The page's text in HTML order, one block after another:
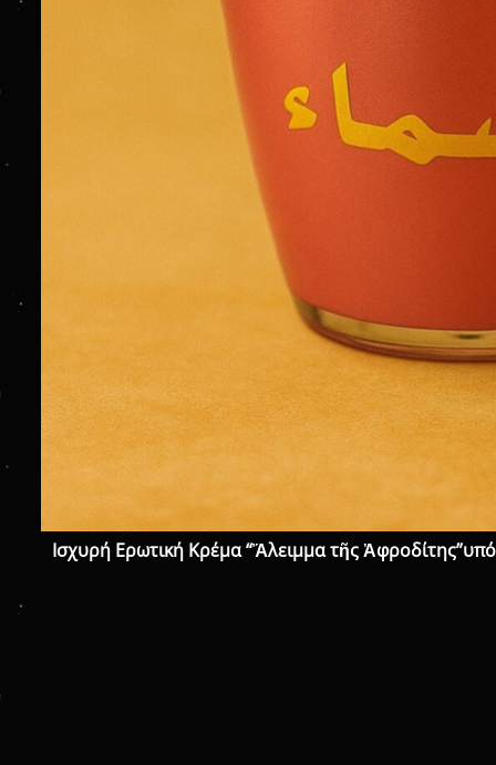
Ισχυρή Ερωτική Κρέμα “Ἄλειμμα τῆς